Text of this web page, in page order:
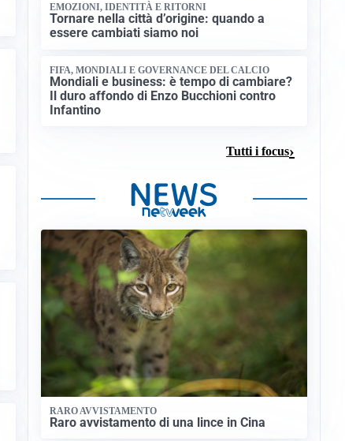
EMOZIONI, IDENTITÀ E RITORNI
Tornare nella città d’origine: quando a
essere cambiati siamo noi
FIFA, MONDIALI E GOVERNANCE DEL CALCIO
Mondiali e business: è tempo di cambiare?
Il duro affondo di Enzo Bucchioni contro
Infantino
Tutti i focus
RARO AVVISTAMENTO
Raro avvistamento di una lince in Cina